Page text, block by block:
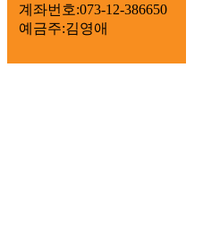
계좌번호:073-12-386650
예금주:김영애